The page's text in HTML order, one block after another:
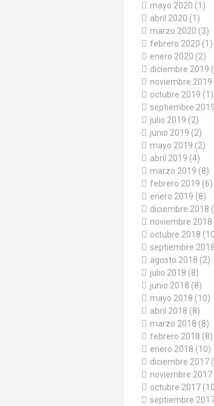
mayo 2020 (1)
abril 2020 (1)
marzo 2020 (3)
febrero 2020 (1)
enero 2020 (2)
diciembre 2019
noviembre 2019
octubre 2019 (1)
septiembre 2019
julio 2019 (2)
junio 2019 (2)
mayo 2019 (2)
abril 2019 (4)
marzo 2019 (8)
febrero 2019 (6)
enero 2019 (8)
diciembre 2018
noviembre 2018
octubre 2018
septiembre 2018
agosto 2018 (2)
julio 2018 (8)
junio 2018 (8)
mayo 2018 (10)
abril 2018 (8)
marzo 2018 (8)
febrero 2018 (8)
enero 2018 (10)
diciembre 2017
noviembre 2017
octubre 2017
septiembre